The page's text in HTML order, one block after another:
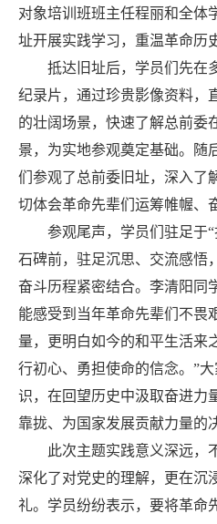
对象培训班班主任程丽和全体
址开展实践学习，重温革命历
抵达旧址后，学员们先在
纪录片，通过珍贵影像资料，
的壮阔场景，快速了解总前委
景，为实地参观奠定基础。随
们参观了总前委旧址，深入了
切体会革命先辈们运筹帷幄、
参观尾声，学员们驻足于“
石碑前，驻足沉思、交流感悟
奋斗历程紧密结合。 李清阳同
能感受到当年革命先辈们不畏
量，更明白如今的和平生活来
行初心、勇担使命的信念。 ”大
识，在回望历史中汲取奋进力
靠拢、为国家发展贡献力量的
此次主题实践意义深远，
深化了对党史的理解，更在沉
礼。学员纷纷表示，要将革命